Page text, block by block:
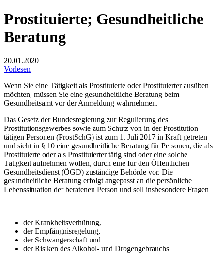
Prostituierte; Gesundheitliche
Beratung
20.01.2020
Vorlesen
Wenn Sie eine Tätigkeit als Prostituierte oder Prostituierter ausüben
möchten, müssen Sie eine gesundheitliche Beratung beim
Gesundheitsamt vor der Anmeldung wahrnehmen.
Das Gesetz der Bundesregierung zur Regulierung des
Prostitutionsgewerbes sowie zum Schutz von in der Prostitution
tätigen Personen (ProstSchG) ist zum 1. Juli 2017 in Kraft getreten
und sieht in § 10 eine gesundheitliche Beratung für Personen, die als
Prostituierte oder als Prostituierter tätig sind oder eine solche
Tätigkeit aufnehmen wollen, durch eine für den Öffentlichen
Gesundheitsdienst (ÖGD) zuständige Behörde vor. Die
gesundheitliche Beratung erfolgt angepasst an die persönliche
Lebenssituation der beratenen Person und soll insbesondere Fragen
der Krankheitsverhütung,
der Empfängnisregelung,
der Schwangerschaft und
der Risiken des Alkohol- und Drogengebrauchs